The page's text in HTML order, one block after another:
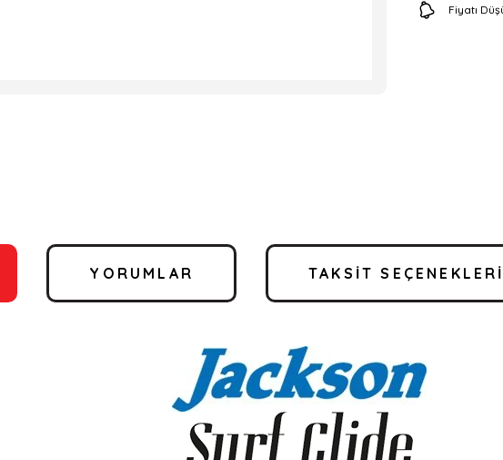
Fiyatı
YORUMLAR TAKSIT SEÇENEKLERI